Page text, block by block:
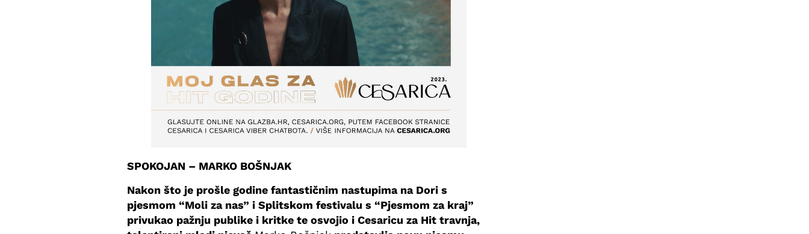
SPOKOJAN – MARKO BOŠNJAK
Nakon što je prošle godine fantastičnim nastupima na Dori s
pjesmom “Moli za nas” i Splitskom festivalu s “Pjesmom za kraj”
privukao pažnju publike i kritke te osvojio i Cesaricu za Hit travnja,